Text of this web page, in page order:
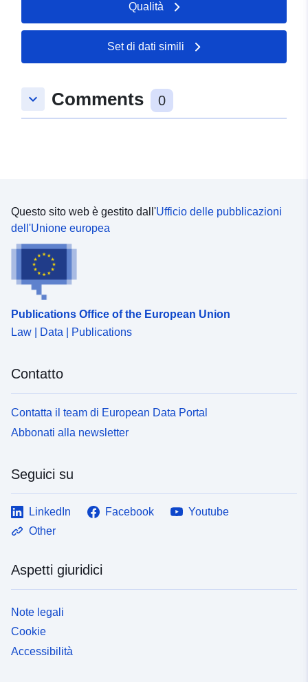
Qualità
Set di dati simili
keyboard_arrow_down Comments 0
Questo sito web è gestito dall'Ufficio delle pubblicazioni
dell'Unione europea
Publications Office of the European Union
Law | Data | Publications
Contatto
Contatta il team di European Data Portal
Abbonati alla newsletter
Seguici su
LinkedIn Facebook
Youtube
Other
Aspetti giuridici
Note legali
Cookie
Accessibilità